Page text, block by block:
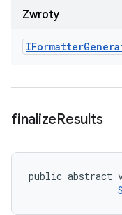
Zwroty
IFormatter
finalizeResults
public abstract